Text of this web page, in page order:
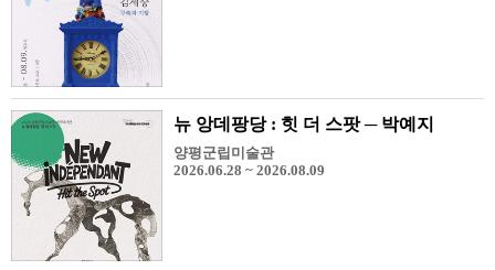
뉴 앙데팡당 : 힛 더 스팟 ─ 박예지
양평군립미술관
2026.06.28 ~ 2026.08.09